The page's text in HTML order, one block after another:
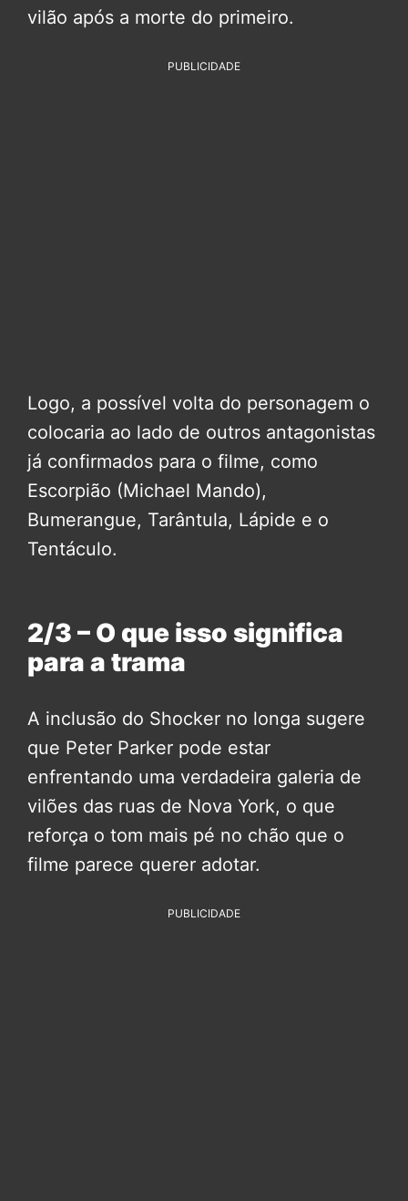
vilão após a morte do primeiro.
PUBLICIDADE
Logo, a possível volta do personagem o
colocaria ao lado de outros antagonistas
já confirmados para o filme, como
Escorpião (Michael Mando),
Bumerangue, Tarântula, Lápide e o
Tentáculo.
2/3 – O que isso significa
para a trama
A inclusão do Shocker no longa sugere
que Peter Parker pode estar
enfrentando uma verdadeira galeria de
vilões das ruas de Nova York, o que
reforça o tom mais pé no chão que o
filme parece querer adotar.
PUBLICIDADE